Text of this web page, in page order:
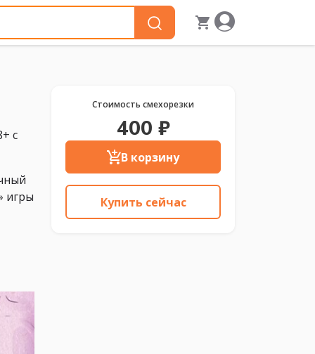
с
игры
Стоимость смехорезки
400 ₽
В корзину
Купить сейчас